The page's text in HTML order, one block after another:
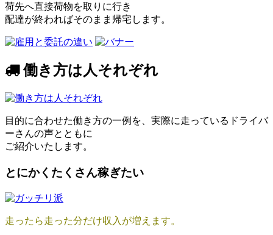
荷先へ直接荷物を取りに行き
配達が終わればそのまま帰宅します。
働き方は人それぞれ
目的に合わせた働き方の一例を、実際に走っているドライバ
ーさんの声とともに
ご紹介いたします。
とにかくたくさん稼ぎたい
走ったら走った分だけ収入が増えます。